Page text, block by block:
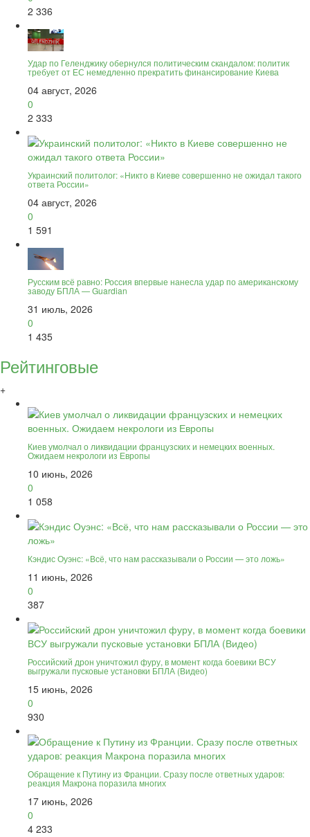
2 336
Удар по Геленджику обернулся политическим скандалом: политик
требует от ЕС немедленно прекратить финансирование Киева
04 август, 2026
0
2 333
Украинский политолог: «Никто в Киеве совершенно не ожидал такого
ответа России»
04 август, 2026
0
1 591
Русским всё равно: Россия впервые нанесла удар по американскому
заводу БПЛА — Guardian
31 июль, 2026
0
1 435
Рейтинговые
+
Киев умолчал о ликвидации французских и немецких военных.
Ожидаем некрологи из Европы
10 июнь, 2026
0
1 058
Кэндис Оуэнс: «Всё, что нам рассказывали о России — это ложь»
11 июнь, 2026
0
387
Российский дрон уничтожил фуру, в момент когда боевики ВСУ
выгружали пусковые установки БПЛА (Видео)
15 июнь, 2026
0
930
Обращение к Путину из Франции. Сразу после ответных ударов:
реакция Макрона поразила многих
17 июнь, 2026
0
4 233